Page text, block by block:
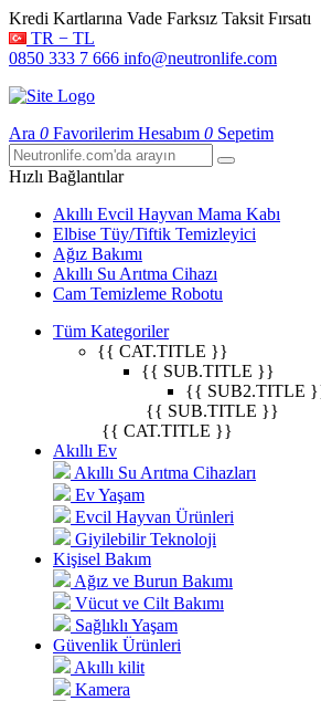
Kredi Kartlarına Vade Farksız Taksit Fırsatı
TR − TL
0850 333 7 666 info@neutronlife.com
Ara 0 Favorilerim Hesabım 0 Sepetim
Hızlı Bağlantılar
Akıllı Evcil Hayvan Mama Kabı
Elbise Tüy/Tiftik Temizleyici
Ağız Bakımı
Akıllı Su Arıtma Cihazı
Cam Temizleme Robotu
Tüm Kategoriler
{{ CAT.TITLE }}
{{ SUB.TITLE }}
{{ SUB2.TITLE
{{ SUB.TITLE }}
{{ CAT.TITLE }}
Akıllı Ev
Akıllı Su Arıtma Cihazları
Ev Yaşam
Evcil Hayvan Ürünleri
Giyilebilir Teknoloji
Kişisel Bakım
Ağız ve Burun Bakımı
Vücut ve Cilt Bakımı
Sağlıklı Yaşam
Güvenlik Ürünleri
Akıllı kilit
Kamera